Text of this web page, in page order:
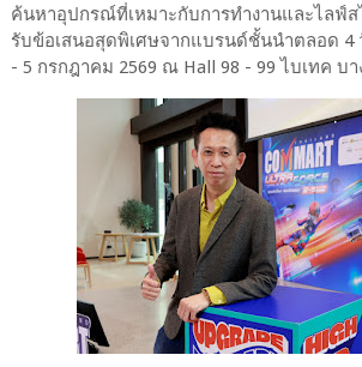
ค้นหาอุปกรณ์ที่เหมาะกับการทำงานและไลฟ์
รับข้อเสนอสุดพิเศษจากแบรนด์ชั้นนำตลอด 4
- 5 กรกฎาคม 2569 ณ Hall 98 - 99 ไบเทค บา